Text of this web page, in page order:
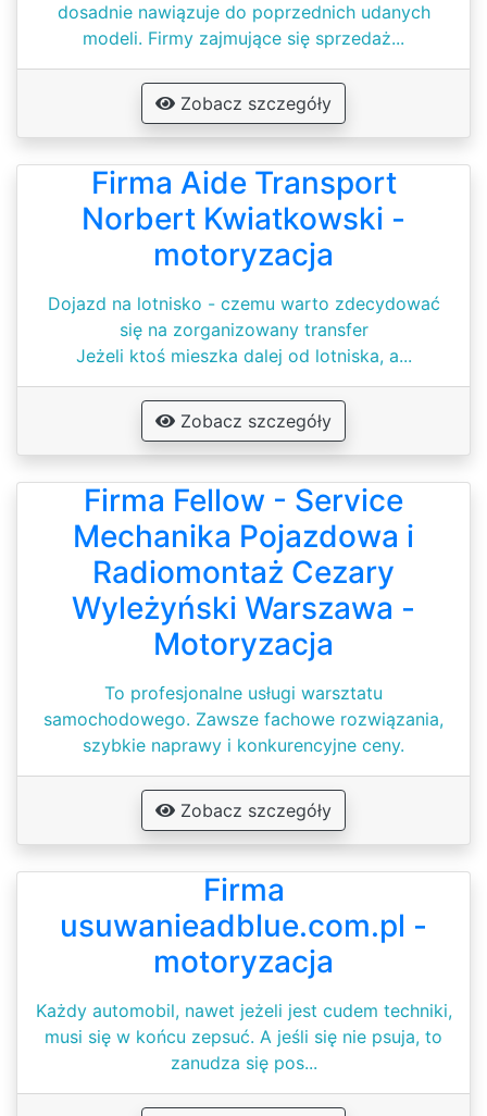
dosadnie nawiązuje do poprzednich udanych
modeli. Firmy zajmujące się sprzedaż...
Zobacz szczegóły
Firma Aide Transport
Norbert Kwiatkowski -
motoryzacja
Dojazd na lotnisko - czemu warto zdecydować
się na zorganizowany transfer
Jeżeli ktoś mieszka dalej od lotniska, a...
Zobacz szczegóły
Firma Fellow - Service
Mechanika Pojazdowa i
Radiomontaż Cezary
Wyleżyński Warszawa -
Motoryzacja
To profesjonalne usługi warsztatu
samochodowego. Zawsze fachowe rozwiązania,
szybkie naprawy i konkurencyjne ceny.
Zobacz szczegóły
Firma
usuwanieadblue.com.pl -
motoryzacja
Każdy automobil, nawet jeżeli jest cudem techniki,
musi się w końcu zepsuć. A jeśli się nie psuja, to
zanudza się pos...